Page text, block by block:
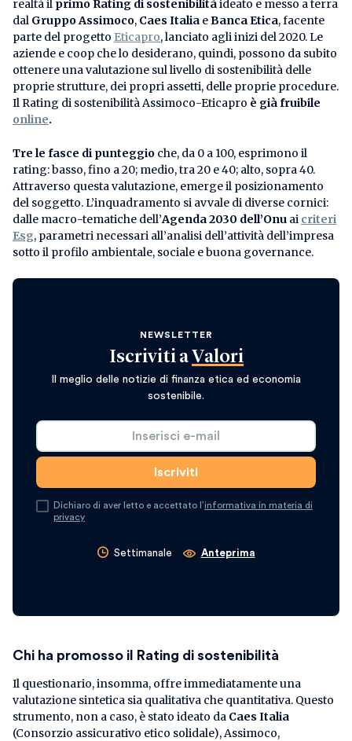
realtà il primo Rating di sostenibilitàideato e messo a terra
dal Gruppo Assimoco, Caes Italia eBanca Etica, facente
parte del progetto Eticapro, lanciato agli inizi del 2020. Le
aziende e coop che lo desiderano, quindi, possono da subito
ottenere una valutazione sul livello di sostenibilità delle
proprie strutture, dei propri assetti, delle proprie procedure.
Il Rating di sostenibilità Assimoco-Eticapro è già fruibile
online.
Tre le fasce di punteggio che, da 0 a 100, esprimono il
rating: basso, fino a 20; medio, tra 20 e 40; alto, sopra 40.
Attraverso questa valutazione, emerge il posizionamento
del soggetto. L’inquadramento si avvale di diverse cornici:
dalle macro-tematiche dell’Agenda 2030 dell’Onu ai criteri
Esg, parametri necessari all’analisi dell’attività dell’impresa
sotto il profilo ambientale, sociale e buona governance.
NEWSLETTER
Iscriviti a Valori
Il meglio delle notizie di finanza etica ed economia
sostenibile.
Dichiaro di aver letto e accettato l’informativa in materia di
privacy
Settimanale Anteprima
Chi ha promosso il Rating di sostenibilità
Il questionario, insomma, offre immediatamente una
valutazione sintetica sia qualitativa che quantitativa. Questo
strumento, non a caso, è stato ideato da Caes Italia
(Consorzio assicurativo etico solidale), Assimoco,